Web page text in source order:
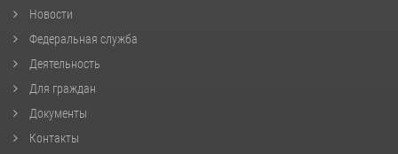
Новости
Федеральная служба
Деятельность
Для граждан
Документы
Контакты